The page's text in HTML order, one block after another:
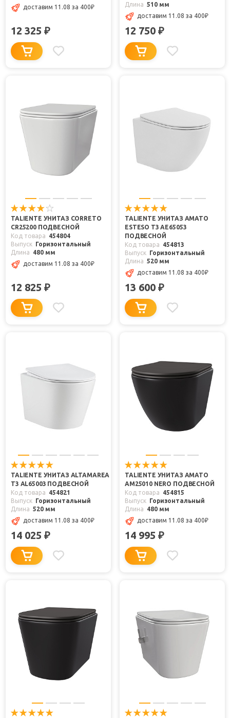
доставим 11.08 за 400₽
12 325 ₽
Длина 510 мм
доставим 11.08 за 400₽
12 750 ₽
TALIENTE УНИТАЗ CORRETO
CR25200 ПОДВЕСНОЙ
Код товара
454804
Выпуск Горизонтальный
Длина
480 мм
доставим 11.08 за 400₽
12 825 ₽
TALIENTE УНИТАЗ AMATO
ESTESO T3 AE65053
ПОДВЕСНОЙ
Код товара
454813
Выпуск Горизонтальный
Длина 520 мм
доставим 11.08 за 400₽
13 600 ₽
TALIENTE УНИТАЗ ALTAMAREA
T3 AL65003 ПОДВЕСНОЙ
Код товара
454821
Выпуск Горизонтальный
Длина 520 мм
доставим 11.08 за 400₽
14 025 ₽
TALIENTE УНИТАЗ AMATO
AM25010 NERO ПОДВЕСНОЙ
Код товара
454815
Выпуск Горизонтальный
Длина
480 мм
доставим 11.08 за 400₽
14 995 ₽